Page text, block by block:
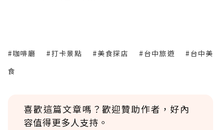
#咖啡廳 #打卡景點 #美食探店 #台中旅遊
#台中美
食
喜歡這篇文章嗎？歡迎贊助作者，好內
容值得更多人支持。